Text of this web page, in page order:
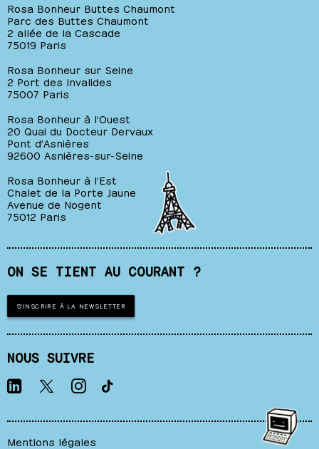
Rosa Bonheur Buttes Chaumont
Parc des Buttes Chaumont
2 allée de la Cascade
75019 Paris
Rosa Bonheur sur Seine
2 Port des Invalides
75007 Paris
Rosa Bonheur à l’Ouest
20 Quai du Docteur Dervaux
Pont d’Asnières
92600 Asnières-sur-Seine
Rosa Bonheur à l’Est
Chalet de la Porte Jaune
Avenue de Nogent
75012 Paris
ON SE TIENT AU COURANT ?
S'INSCRIRE À LA NEWSLETTER
NOUS SUIVRE
Mentions légales